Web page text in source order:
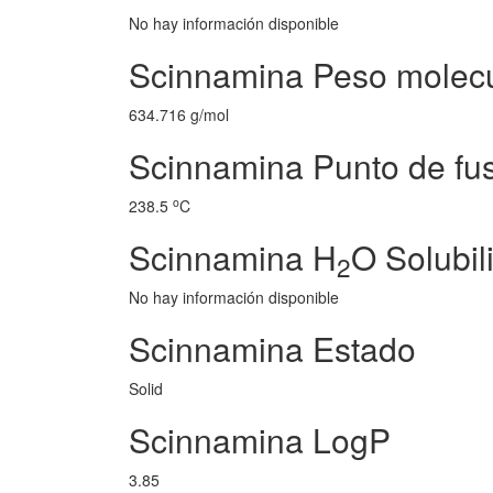
No hay información disponible
Scinnamina Peso
634.716 g/mol
Scinnamina Punto de
238.5 oC
Scinnamina H2O
No hay información disponible
Scinnamina Estado
Solid
Scinnamina LogP
3.85